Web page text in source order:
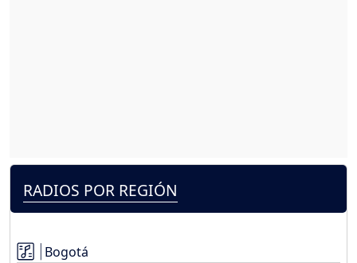
RADIOS POR REGIÓN
Bogotá